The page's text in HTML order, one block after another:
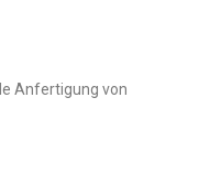
Anfertigung von